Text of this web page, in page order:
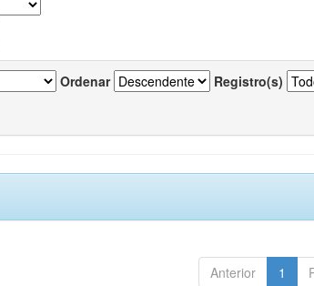
Ordenar Registro(s)
Anterior 1